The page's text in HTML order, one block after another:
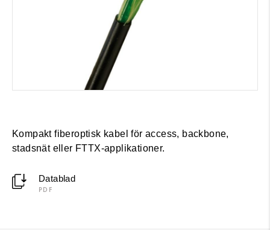
Kompakt fiberoptisk kabel för access, backbone,
stadsnät eller FTTX-applikationer.
Datablad
PDF